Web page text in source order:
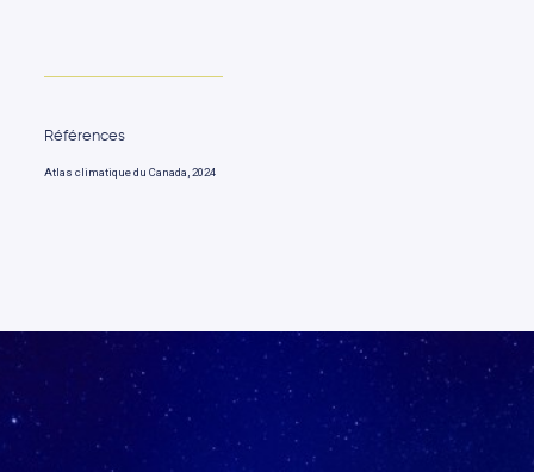
Références
Atlas climatique du Canada, 2024